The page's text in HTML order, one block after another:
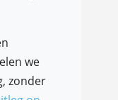
we
zonder